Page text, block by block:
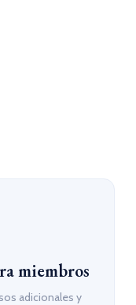
miembros
adicionales y